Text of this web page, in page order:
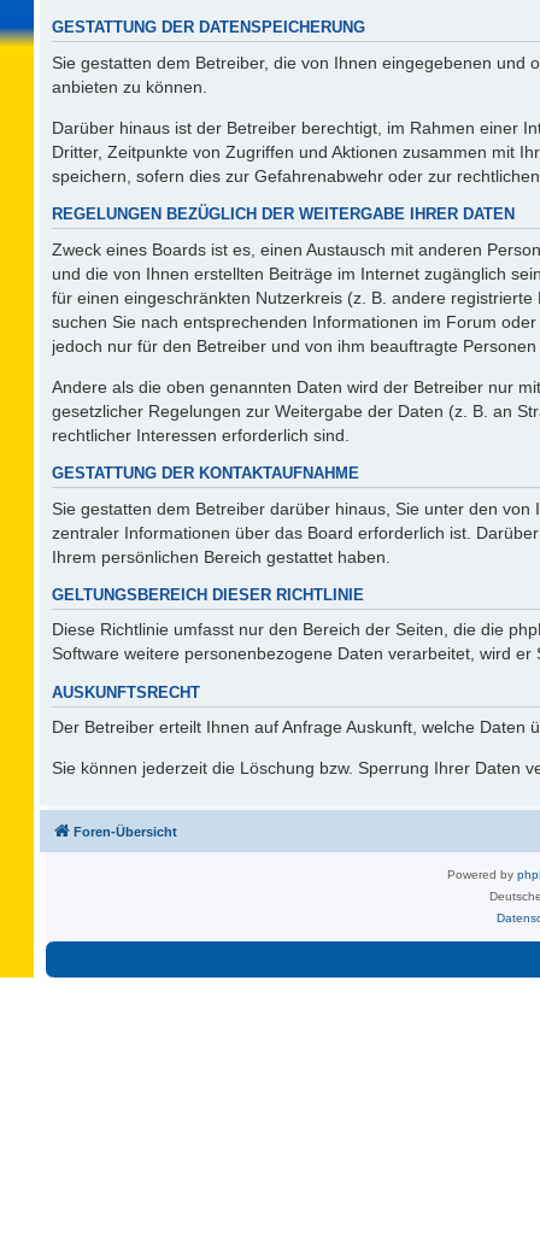
GESTATTUNG DER DATENSPEICHERUNG
Sie gestatten dem Betreiber, die von Ihnen eingegebenen
anbieten zu können.
Darüber hinaus ist der Betreiber berechtigt, im Rahmen einer
Dritter, Zeitpunkte von Zugriffen und Aktionen zusammen mit
speichern, sofern dies zur Gefahrenabwehr oder zur
REGELUNGEN BEZÜGLICH DER WEITERGABE IHRER DATEN
Zweck eines Boards ist es, einen Austausch mit anderen
und die von Ihnen erstellten Beiträge im Internet zugänglich
für einen eingeschränkten Nutzerkreis (z. B. andere
suchen Sie nach entsprechenden Informationen im Forum
jedoch nur für den Betreiber und von ihm beauftragte
Andere als die oben genannten Daten wird der Betreiber nur
gesetzlicher Regelungen zur Weitergabe der Daten (z. B. an
rechtlicher Interessen erforderlich sind.
GESTATTUNG DER KONTAKTAUFNAHME
Sie gestatten dem Betreiber darüber hinaus, Sie unter den
zentraler Informationen über das Board erforderlich ist.
Ihrem persönlichen Bereich gestattet haben.
GELTUNGSBEREICH DIESER RICHTLINIE
Diese Richtlinie umfasst nur den Bereich der Seiten, die die
Software weitere personenbezogene Daten verarbeitet, wird
AUSKUNFTSRECHT
Der Betreiber erteilt Ihnen auf Anfrage Auskunft, welche Daten
Sie können jederzeit die Löschung bzw. Sperrung Ihrer Daten
Foren-Übersicht
Powered by